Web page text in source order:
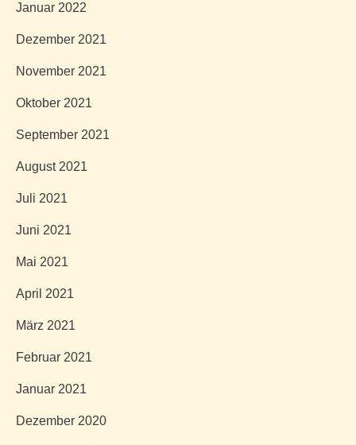
Januar 2022
Dezember 2021
November 2021
Oktober 2021
September 2021
August 2021
Juli 2021
Juni 2021
Mai 2021
April 2021
März 2021
Februar 2021
Januar 2021
Dezember 2020